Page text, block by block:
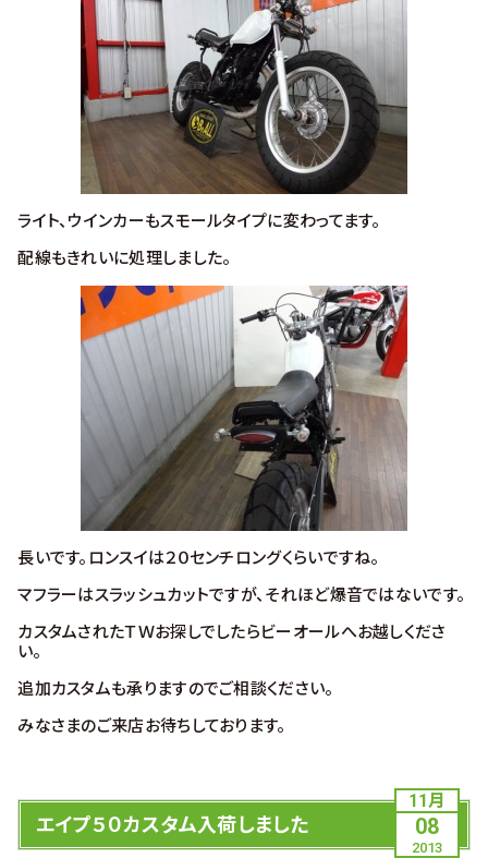
ライト、ウインカーもスモールタイプに変わってます。
配線もきれいに処理しました。
長いです。ロンスイは２０センチロングくらいですね。
マフラーはスラッシュカットですが、それほど爆音ではないです。
カスタムされたＴＷお探しでしたらビーオールへお越しくださ
い。
追加カスタムも承りますのでご相談ください。
みなさまのご来店お待ちしております。
11月
08
2013
エイプ５０カスタム入荷しました